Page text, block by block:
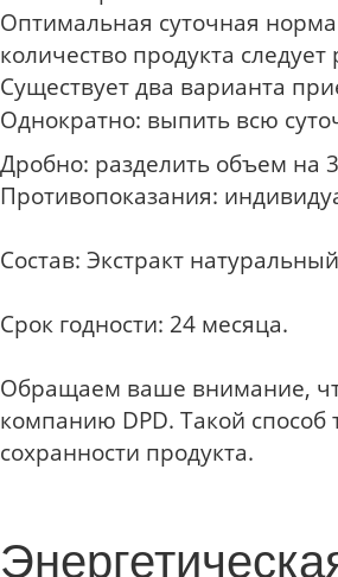
Оптимальная суточная
количество продукта
Существует два варианта
Однократно: выпить всю
Дробно: разделить объем на
Противопоказания:
Состав: Экстракт
Срок годности: 24 месяца.
Обращаем ваше внимание,
компанию DPD. Такой
сохранности продукта.